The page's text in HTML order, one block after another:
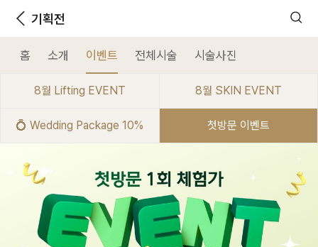
기획전
홈 소개 이벤트 전체시술 시술사진
8월 Lifting EVENT 8월 SKIN EVENT
💍 Wedding Package 10% 첫방문 이벤트